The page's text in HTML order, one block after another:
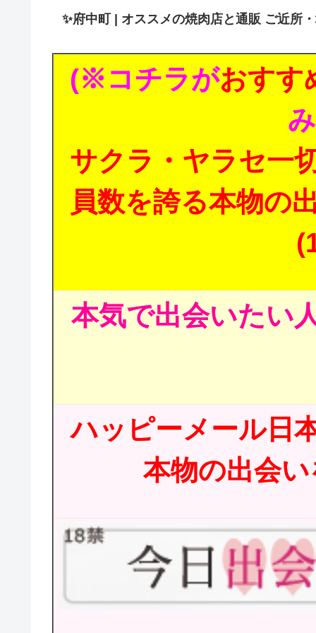
✨府中町 | オススメの焼肉店と通販 ご近所
(※コチラがおすす
サクラ・ヤラセ一
員数を誇る本物の
本気で出会いたい
ハッピーメール日
本物の出会